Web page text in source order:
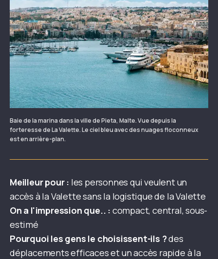
Baie de la marina dans la ville de Pieta, Malte. Vue depuis la
forteresse de La Valette. Le ciel bleu avec des nuages floconneux
est en arrière-plan.
Meilleur pour : les personnes qui veulent un
accès à la Valette sans la logistique de la Valette
On a l'impression que.. : compact, central, sous-
estimé
Pourquoi les gens le choisissent-ils ?des
déplacements efficaces et un accès rapide à la